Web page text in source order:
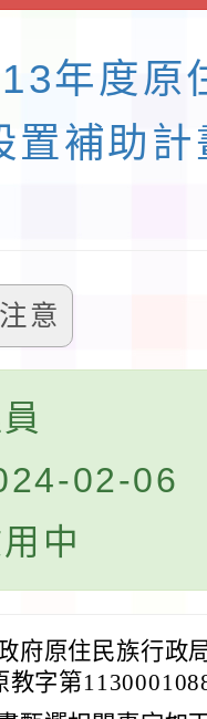
年度原
置補助
注意
02-06
中
府原住民族行政
教字第